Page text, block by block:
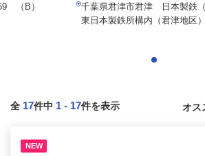
（B）
千葉県君津市君津 日本製鉄（
東日本製鉄所構内（君津地区）
全 17件中 1 - 17件を表示
NEW